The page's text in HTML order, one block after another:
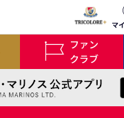
マ
ファン
クラブ